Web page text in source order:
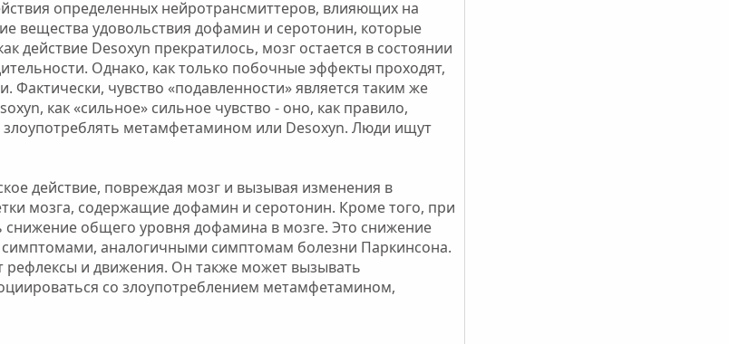
определенных нейротрансмиттеров, влияющих на
вещества удовольствия дофамин и серотонин, которые
действие Desoxyn прекратилось, мозг остается в состоянии
Однако, как только побочные эффекты проходят,
Фактически, чувство «подавленности» является таким же
как «сильное» сильное чувство - оно, как правило,
метамфетамином или Desoxyn. Люди ищут
действие, повреждая мозг и вызывая изменения в
мозга, содержащие дофамин и серотонин. Кроме того, при
общего уровня дофамина в мозге. Это снижение
аналогичными симптомам болезни Паркинсона.
рефлексы и движения. Он также может вызывать
со злоупотреблением метамфетамином,